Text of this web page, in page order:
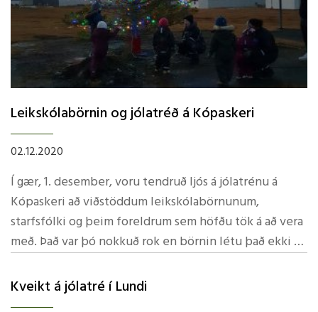
Munirnir eru sí­ðan eru prentaðir út, m.a. jólagjafir.
Spennandi! Góð og gild gamaldags kort urðu til sem
send verða til ýmissa mótakenda sem eflaust verða
glaðir að fá handskrifaðar jólakveðjur. Nemendur
skrifuðu fallegar jólakveðjur á póstkort. Samtals sendu
þeir kort til 6 landa: Þýskalands, Sví­þjóðar, Slóvakí­u,
Danmerkur, Spánar og auðvitað Íslands. Hlýlegt og
gefandi verkefni leitt af Christoph og Vigdí­si. Einnig
Jónasar og Connýar. Á Kópaskeri hafa verið föndraðir
ýmsir skemmtilegir munir af nemendum og starfsfólki.
Leikskólabörnin og jólatréð á Kópaskeri
02.12.2020
Í gær, 1. desember, voru tendruð ljós á jólatrénu á
Kópaskeri að viðstöddum leikskólabörnunum,
starfsfólki og þeim foreldrum sem höfðu tök á að vera
með. Það var þó nokkuð rok en börnin létu það ekki á
Kveikt á jólatré í­ Lundi